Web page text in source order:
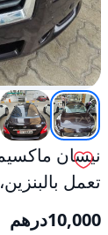
تعمل
10,000درهم